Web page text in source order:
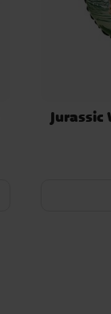
Jurassic